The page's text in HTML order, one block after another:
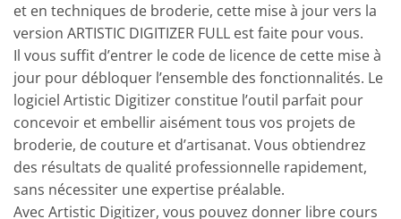
et en techniques de broderie, cette mise à jour vers la
version ARTISTIC DIGITIZER FULL est faite pour vous.
Il vous suffit d’entrer le code de licence de cette mise à
jour pour débloquer l’ensemble des fonctionnalités. Le
logiciel Artistic Digitizer constitue l’outil parfait pour
concevoir et embellir aisément tous vos projets de
broderie, de couture et d’artisanat. Vous obtiendrez
des résultats de qualité professionnelle rapidement,
sans nécessiter une expertise préalable.
Avec Artistic Digitizer, vous pouvez donner libre cours